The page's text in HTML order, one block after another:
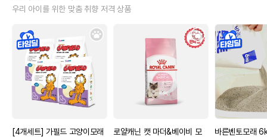
우리 아이를 위한 맞춤 취향 저격 상품
[4개세트] 가필드 고양이모래
로얄캐닌 캣 마더&베이비 모
바른벤토모래